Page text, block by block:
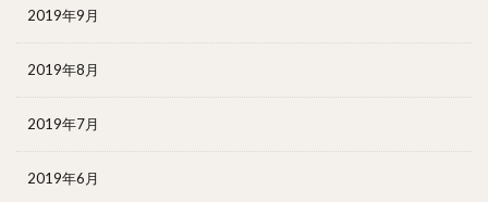
2019年9月
2019年8月
2019年7月
2019年6月